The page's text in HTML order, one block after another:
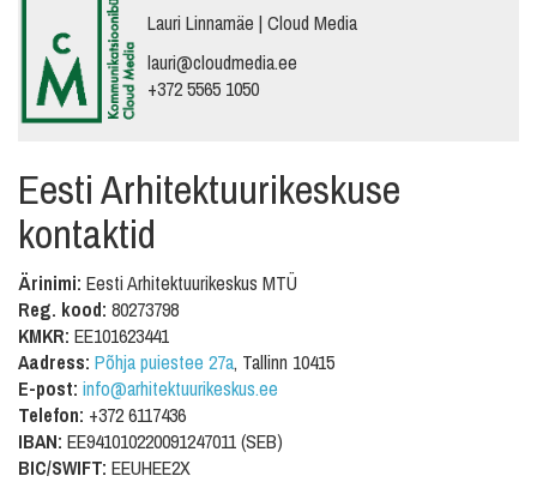
Lauri Linnamäe | Cloud Media
lauri@cloudmedia.ee
+372 5565 1050
Eesti Arhitektuurikeskuse
kontaktid
Ärinimi: Eesti Arhitektuurikeskus MTÜ
Reg. kood: 80273798
KMKR: EE101623441
Aadress: Põhja puiestee 27a, Tallinn 10415
E-post: info@arhitektuurikeskus.ee
Telefon: +372 6117436
IBAN: EE941010220091247011 (SEB)
BIC/SWIFT: EEUHEE2X